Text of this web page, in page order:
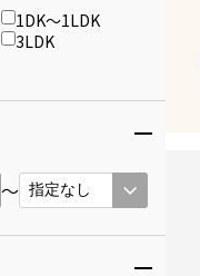
1DK〜1LDK
3LDK
〜